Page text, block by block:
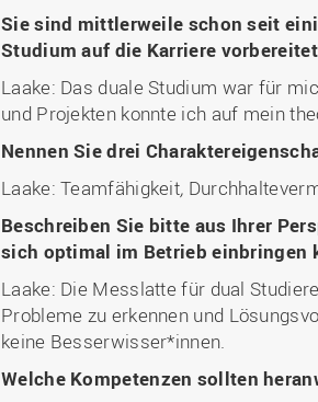
Sie sind mittlerweile schon seit
Studium auf die Karriere
Laake: Das duale Studium war für
und Projekten konnte ich auf mein
Nennen Sie drei
Laake: Teamfähigkeit,
Beschreiben Sie bitte aus Ihrer
sich optimal im Betrieb einbringen
Laake: Die Messlatte für dual
Probleme zu erkennen und
keine Besserwisser*innen.
Welche Kompetenzen sollten